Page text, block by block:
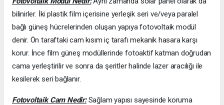
bilinirler. İki plastik film içerisine yerleşik seri ve/veya paralel
bağlı güneş hücrelerinden oluşan yapıya fotovoltaik modül
denir. Ön taraftaki cam kısım iç tarafı mekanik hasara karşı
korur. İnce film güneş modüllerinde fotoaktif katman doğrudan
cama yerleştirilir ve sonra da şeritler halinde lazer aracılığı ile
kesilerek seri bağlanır.
Fotovoltaik Cam Nedir:Sağlam yapısı sayesinde koruma